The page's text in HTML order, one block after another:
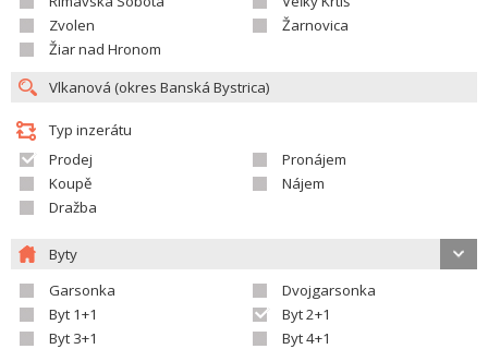
Zvolen
Žarnovica
Žiar nad Hronom
Typ inzerátu
Prodej
Pronájem
Koupě
Nájem
Dražba
Byty
Garsonka
Dvojgarsonka
Byt 1+1
Byt 2+1
Byt 3+1
Byt 4+1